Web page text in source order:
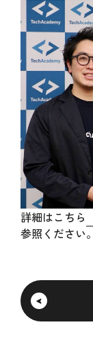
詳細はこちら
参照ください。